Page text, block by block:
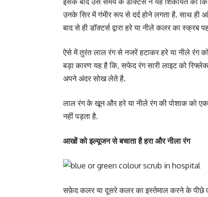
उनके सिर में गंभीर रूप से दर्द होने लगता है. साथ
बाद से ही डॉक्टर्स द्वारा हरे या नीले कलर का स्क्रब
ऐसे में तुरंत लाल रंग से नजरें हटाकर हरे या नीले रंग
बड़ा कारण यह है कि, सफेद रंग सारी लाइट को
अपने अंदर सोख लेते है.
लाल रंग के खून और हरे या नीले रंग की पोशाक को
नहीं पड़ता है.
आखों को इल्यूजन से बचाता है हरा और नीला रंग
सफ़ेद कलर या दूसरे कलर का इस्तेमाल करने के पीछे